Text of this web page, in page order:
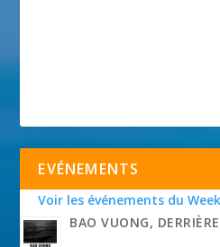
EVÉNEMENTS
Voir les événements du
BAO VUONG,